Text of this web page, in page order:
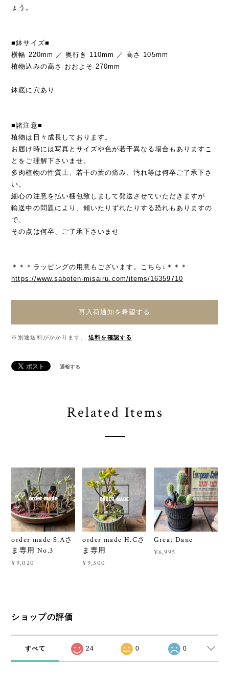
ょう。
■鉢サイズ■
横幅 220mm ／ 奥行き 110mm ／ 高さ 105mm
植物込みの高さ おおよそ 270mm
鉢底に穴あり
■諸注意■
植物は日々成長しております。
お届け時には写真とサイズや色が若干異なる場合もありますこ
とをご理解下さいませ。
多肉植物の性質上、若干の葉の痛み、汚れ等は何卒ご了承下さ
い。
細心の注意を払い梱包致しまして発送させていただきますが
輸送中の問題により、傾いたりずれたりする恐れもありますの
で、
その点は何卒、ご了承下さいませ
＊＊＊ラッピングの用意もございます。こちら↓＊＊＊
https://www.saboten-misairu.com/items/16359710
再入荷通知を希望する
※別途送料がかかります。 送料を確認する
通報する
Related Items
order made S.Aさ
ま専用 No.3
¥9,020
order made H.Cさ
ま専用
¥9,300
Great Dane
¥6,995
ショップの評価
すべて 24 0 0